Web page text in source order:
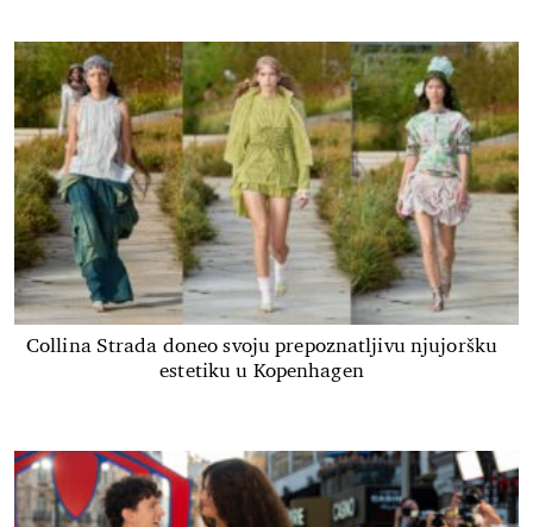
Collina Strada doneo svoju prepoznatljivu njujoršku
estetiku u Kopenhagen